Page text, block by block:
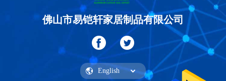
佛山市易铠轩家居制品有限公司